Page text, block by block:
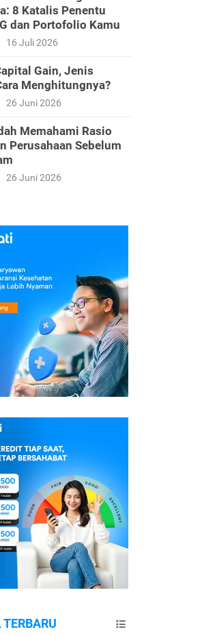
8 Katalis Penentu
dan Portofolio Kamu
16 Juli 2026
Gain, Jenis
Menghitungnya?
26 Juni 2026
Memahami Rasio
Perusahaan Sebelum
26 Juni 2026